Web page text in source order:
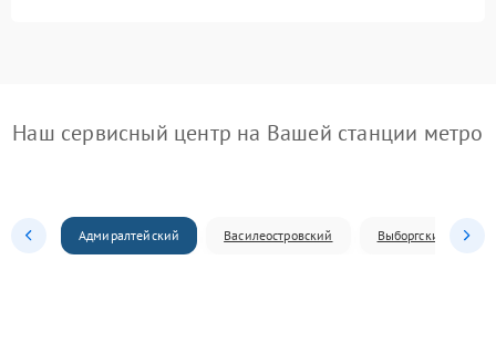
Наш сервисный центр на Вашей станции метро
Адмиралтейский Василеостровский Выборгский